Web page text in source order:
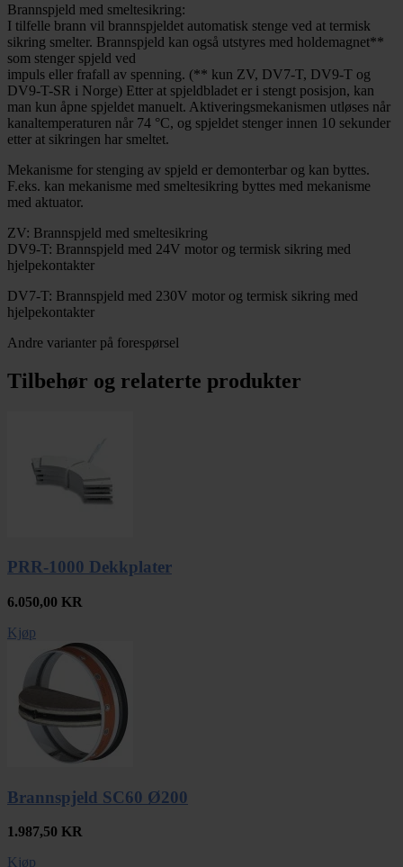
Brannspjeld med smeltesikring:
I tilfelle brann vil brannspjeldet automatisk stenge ved at termisk
sikring smelter. Brannspjeld kan også utstyres med holdemagnet**
som stenger spjeld ved
impuls eller frafall av spenning. (** kun ZV, DV7-T, DV9-T og
DV9-T-SR i Norge) Etter at spjeldbladet er i stengt posisjon, kan
man kun åpne spjeldet manuelt. Aktiveringsmekanismen utløses når
kanaltemperaturen når 74 °C, og spjeldet stenger innen 10 sekunder
etter at sikringen har smeltet.
Mekanisme for stenging av spjeld er demonterbar og kan byttes.
F.eks. kan mekanisme med smeltesikring byttes med mekanisme
med aktuator.
ZV: Brannspjeld med smeltesikring
DV9-T: Brannspjeld med 24V motor og termisk sikring med
hjelpekontakter
DV7-T: Brannspjeld med 230V motor og termisk sikring med
hjelpekontakter
Andre varianter på forespørsel
Tilbehør og relaterte produkter
PRR-1000 Dekkplater
6.050,00 KR
Kjøp
Brannspjeld SC60 Ø200
1.987,50 KR
Kjøp